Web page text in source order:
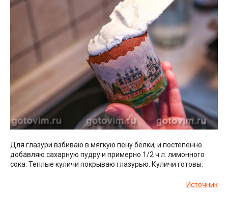
Для глазури взбиваю в мягкую пену белки, и постепенно
добавляю сахарную пудру и примерно 1/2 ч.л. лимонного
сока. Теплые куличи покрываю глазурью. Куличи готовы.
Источник